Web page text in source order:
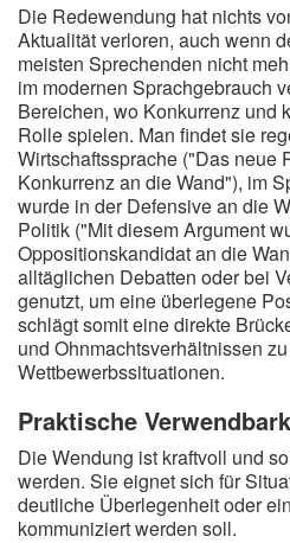
Die Redewendung hat nichts
Aktualität verloren, auch wenn
meisten Sprechenden nicht
im modernen Sprachgebrauch
Bereichen, wo Konkurrenz und
Rolle spielen. Man findet sie
Wirtschaftssprache ("Das neue
Konkurrenz an die Wand"), im
wurde in der Defensive an die
Politik ("Mit diesem Argument
Oppositionskandidat an die
alltäglichen Debatten oder bei
genutzt, um eine überlegene
schlägt somit eine direkte
und Ohnmachtsverhältnissen
Wettbewerbssituationen.
Praktische
Die Wendung ist kraftvoll und
werden. Sie eignet sich für
deutliche Überlegenheit oder
kommuniziert werden soll.